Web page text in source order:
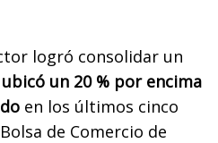
logró consolidar un
un 20 % por encima
en los últimos cinco
de Comercio de